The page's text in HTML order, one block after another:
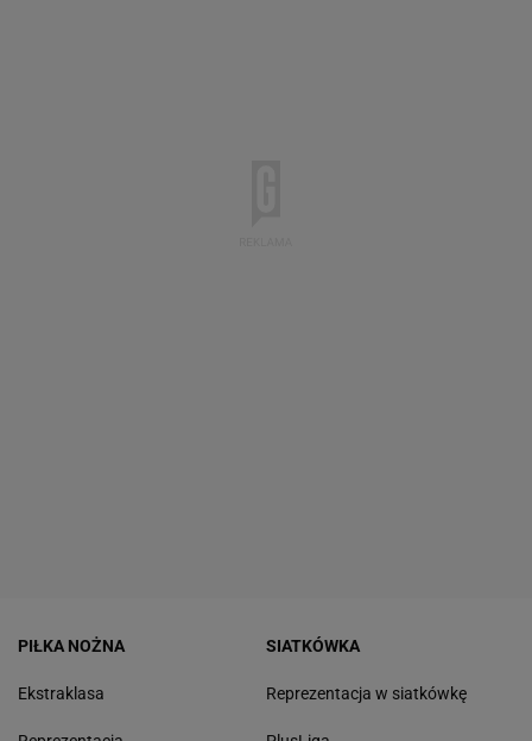
PIŁKA NOŻNA
Ekstraklasa
SIATKÓWKA
Reprezentacja w siatkówkę